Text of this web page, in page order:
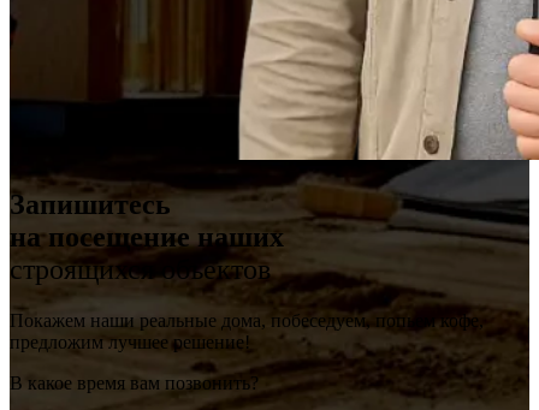
Запишитесь
на посещение наших
строящихся объектов
Покажем наши реальные дома, побеседуем, попьем кофе,
предложим лучшее решение!
В какое время вам позвонить?